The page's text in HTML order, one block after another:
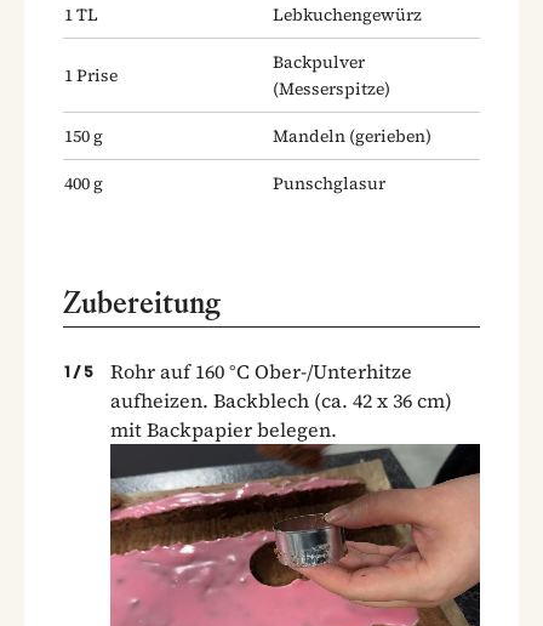
1TL Lebkuchengewürz
1Prise
Backpulver
(Messerspitze)
150g Mandeln (gerieben)
400g Punschglasur
Zubereitung
1 / 5
Rohr auf 160 °C Ober-/Unterhitze
aufheizen. Backblech (ca. 42 x 36 cm)
mit Backpapier belegen.